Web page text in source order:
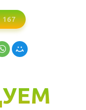
167